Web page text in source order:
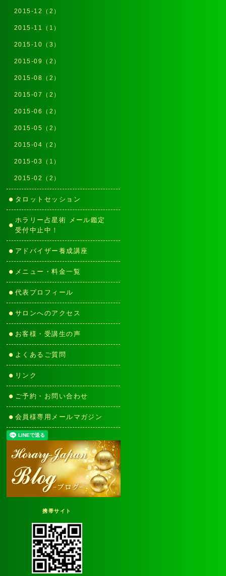
2015-12（2）
2015-11（1）
2015-10（3）
2015-09（2）
2015-08（2）
2015-07（2）
2015-06（2）
2015-05（2）
2015-04（2）
2015-03（1）
2015-02（2）
タロットセッション
ホラリー占星術 メール鑑定
受付中止中！
アドバイザー養成講座
メニュー・料金一覧
代表プロフィール
サロンへのアクセス
お客様・受講生の声
よくあるご質問
リンク
ご予約・お問い合わせ
会員様専用メールマガジン
携帯サイト